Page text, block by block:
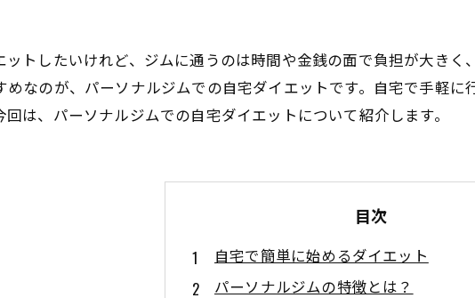
ットしたいけれど、ジムに通うのは時間や金銭の面で負担が大き
めなのが、パーソナルジムでの自宅ダイエットです。自宅で手軽
は、パーソナルジムでの自宅ダイエットについて紹介します。
目次
自宅で簡単に始めるダイエット
パーソナルジムの特徴とは？